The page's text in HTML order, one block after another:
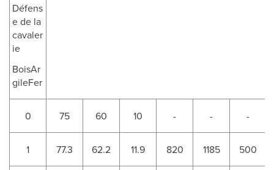
Défens
e de la
cavaler
ie
BoisAr
gileFer
0 75 60 10 - - -
1 77.3 62.2 11.9 820 1185 500